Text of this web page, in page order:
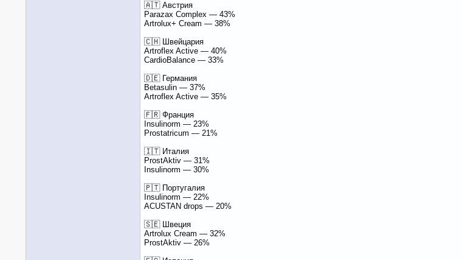
🇦🇹 Австрия
Parazax Complex — 43%
Artrolux+ Cream — 38%
🇨🇭 Швейцария
Artroflex Active — 40%
CardioBalance — 33%
🇩🇪 Германия
Betasulin — 37%
Artroflex Active — 35%
🇫🇷 Франция
Insulinorm — 23%
Prostatricum — 21%
🇮🇹 Италия
ProstAktiv — 31%
Insulinorm — 30%
🇵🇹 Португалия
Insulinorm — 22%
ACUSTAN drops — 20%
🇸🇪 Швеция
Artrolux Cream — 32%
ProstAktiv — 26%